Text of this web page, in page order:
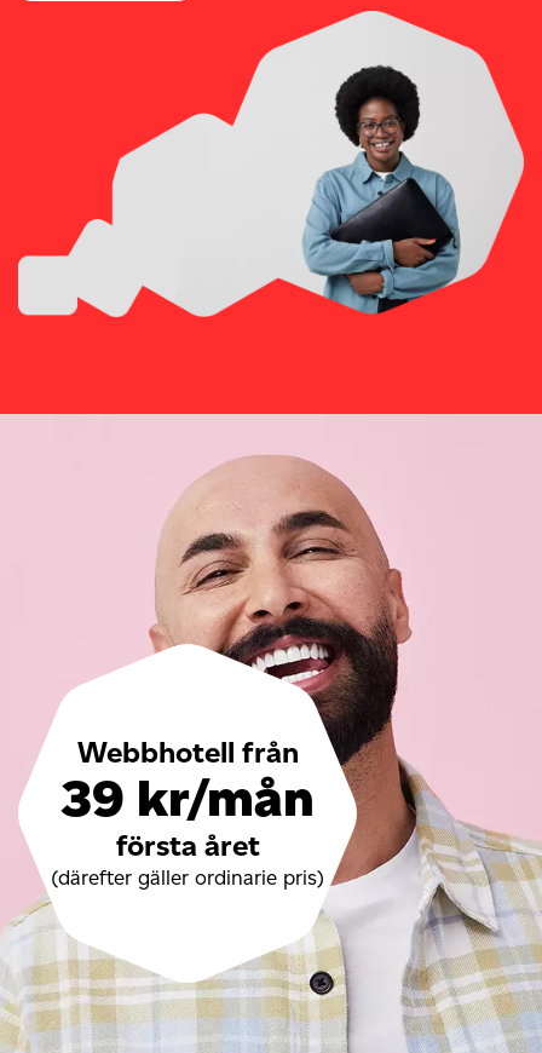
Webbhotell från
39 kr/mån
första året
(därefter gäller ordinarie pris)